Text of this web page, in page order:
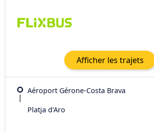
Afficher les trajets
Aéroport Gérone-Costa Brava
Platja d'Aro